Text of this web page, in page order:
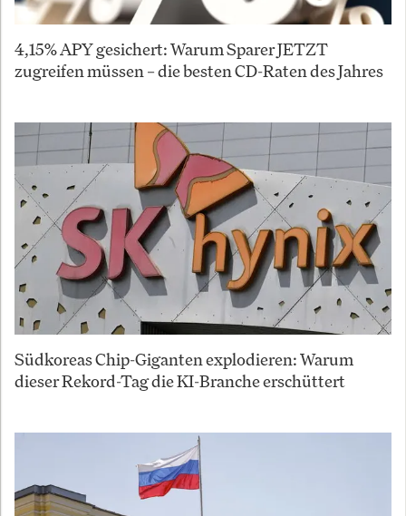
4,15% APY gesichert: Warum Sparer JETZT
zugreifen müssen – die besten CD-Raten des Jahres
Südkoreas Chip-Giganten explodieren: Warum
dieser Rekord-Tag die KI-Branche erschüttert